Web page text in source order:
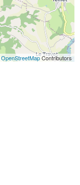
OpenStreetMapContributors